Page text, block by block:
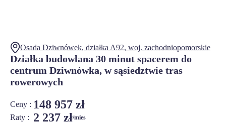
Osada Dziwnówek, działka A92, woj. zachodniopomorskie
Działka budowlana 30 minut spacerem do
centrum Dziwnówka, w sąsiedztwie tras
rowerowych
Ceny : 148 957 zł
Raty : 2 237 zł/mies